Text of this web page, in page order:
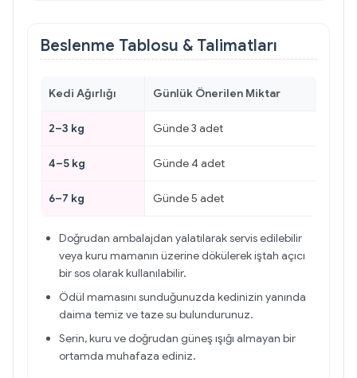
Beslenme Tablosu & Talimatları
Kedi Ağırlığı Günlük Önerilen Miktar
2–3 kg Günde 3 adet
4–5 kg Günde 4 adet
6–7 kg Günde 5 adet
Doğrudan ambalajdan yalatılarak servis edilebilir
veya kuru mamanın üzerine dökülerek iştah açıcı
bir sos olarak kullanılabilir.
Ödül mamasını sunduğunuzda kedinizin yanında
daima temiz ve taze su bulundurunuz.
Serin, kuru ve doğrudan güneş ışığı almayan bir
ortamda muhafaza ediniz.